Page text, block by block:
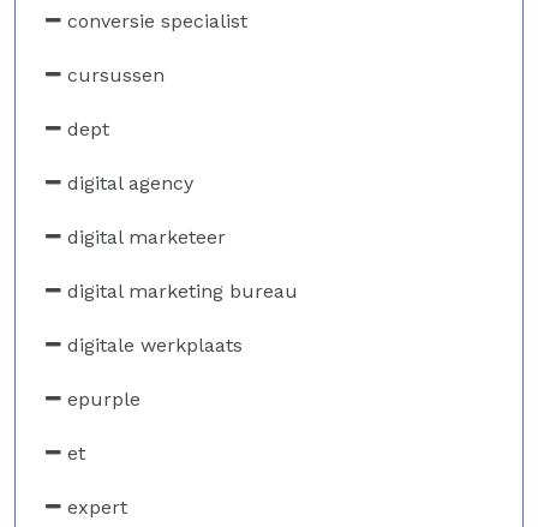
conversie specialist
cursussen
dept
digital agency
digital marketeer
digital marketing bureau
digitale werkplaats
epurple
et
expert